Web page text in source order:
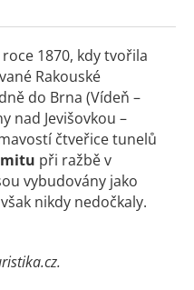
1870, kdy tvořila
Rakouské
do Brna (Vídeň –
nad Jevišovkou –
čtveřice tunelů
při ražbě v
vybudovány jako
nikdy nedočkaly.